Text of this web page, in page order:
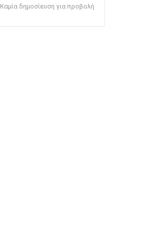
Καμία δημοσίευση για προβολή